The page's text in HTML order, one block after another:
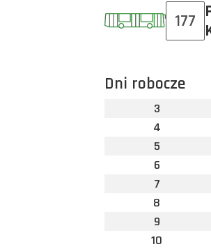
177
Dni robocze
3
4
5
6
7
8
9
10